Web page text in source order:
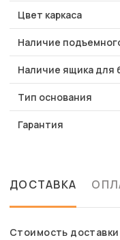
Цвет каркаса
Наличие
Наличие ящика для
Тип основания
Гарантия
ДОСТАВКА
Стоимость доставки